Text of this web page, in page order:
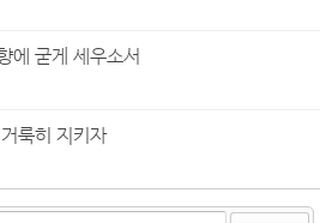
에 굳게 세우소서
룩히 지키자